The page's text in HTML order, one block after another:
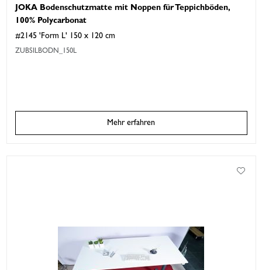
JOKA Bodenschutzmatte mit Noppen für Teppichböden,
100% Polycarbonat
#2145 'Form L' 150 x 120 cm
ZUBSILBODN_150L
Mehr erfahren